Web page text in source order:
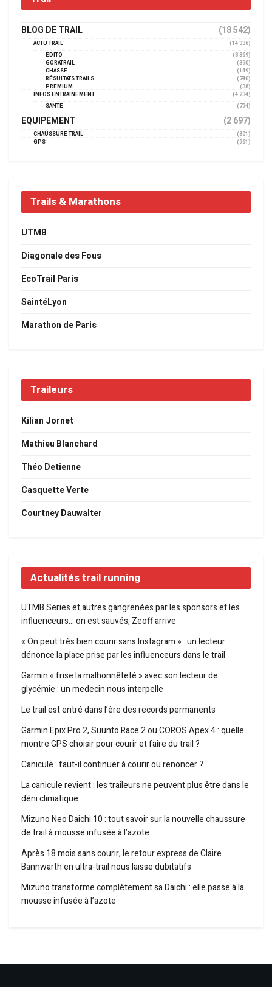
BLOG DE TRAIL (18 542)
ACTU TRAIL
(14 336)
EDITO
(3 369)
GORATRAIL
(390)
CHASSE
(149)
RÉSULTATS TRAILS
(740)
PREMIUM
(38)
INFOS ENTRAINEMENT
(4 234)
SANTÉ
(794)
EQUIPEMENT (2 697)
CHAUSSURE TRAIL
(801)
GPS
(961)
Trails & Marathons
UTMB
Diagonale des Fous
EcoTrail Paris
SaintéLyon
Marathon de Paris
Traileurs
Kilian Jornet
Mathieu Blanchard
Théo Detienne
Casquette Verte
Courtney Dauwalter
Actualités trail running
UTMB Series et autres gangrenées par les sponsors et les
influenceurs… on est sauvés, Zeoff arrive
« On peut très bien courir sans Instagram » : un lecteur
dénonce la place prise par les influenceurs dans le trail
Garmin « frise la malhonnêteté » avec son lecteur de
glycémie : un medecin nous interpelle
Le trail est entré dans l’ère des records permanents
Garmin Epix Pro 2, Suunto Race 2 ou COROS Apex 4 : quelle
montre GPS choisir pour courir et faire du trail ?
Canicule : faut-il continuer à courir ou renoncer ?
La canicule revient : les traileurs ne peuvent plus être dans le
déni climatique
Mizuno Neo Daichi 10 : tout savoir sur la nouvelle chaussure
de trail à mousse infusée à l’azote
Après 18 mois sans courir, le retour express de Claire
Bannwarth en ultra-trail nous laisse dubitatifs
Mizuno transforme complètement sa Daichi : elle passe à la
mousse infusée à l’azote